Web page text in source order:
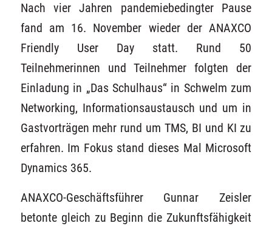
Nach vier Jahren pandemiebedingter Pause
fand am 16. November wieder der ANAXCO
Friendly User Day statt. Rund 50
Teilnehmerinnen und Teilnehmer folgten der
Einladung in „Das Schulhaus“ in Schwelm zum
Networking, Informationsaustausch und um in
Gastvorträgen mehr rund um TMS, BI und KI zu
erfahren. Im Fokus stand dieses Mal Microsoft
Dynamics 365.
ANAXCO-Geschäftsführer Gunnar Zeisler
betonte gleich zu Beginn die Zukunftsfähigkeit